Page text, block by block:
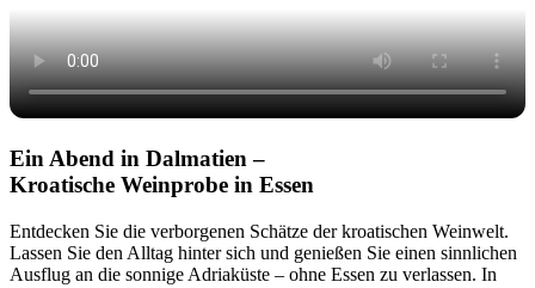
Ein Abend in Dalmatien –
Kroatische Weinprobe in Essen
Entdecken Sie die verborgenen Schätze der kroatischen Weinwelt.
Lassen Sie den Alltag hinter sich und genießen Sie einen sinnlichen
Ausflug an die sonnige Adriaküste – ohne Essen zu verlassen. In